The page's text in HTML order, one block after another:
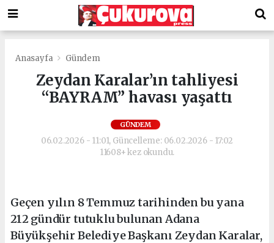
Anasayfa Gündem
Zeydan Karalar’ın tahliyesi
“BAYRAM” havası yaşattı
GÜNDEM
06.02.2026 - 11:01, Güncelleme: 06.02.2026 - 17:02
11608+ kez okundu.
Geçen yılın 8 Temmuz tarihinden bu yana
212 gündür tutuklu bulunan Adana
Büyükşehir Belediye Başkanı Zeydan Karalar,